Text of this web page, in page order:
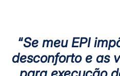
“Se meu EPI
desconforto e as